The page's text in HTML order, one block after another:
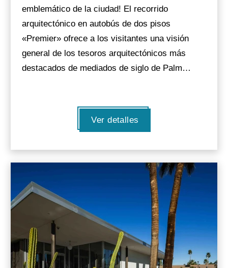
emblemático de la ciudad! El recorrido
arquitectónico en autobús de dos pisos
«Premier» ofrece a los visitantes una visión
general de los tesoros arquitectónicos más
destacados de mediados de siglo de Palm…
Ver detalles